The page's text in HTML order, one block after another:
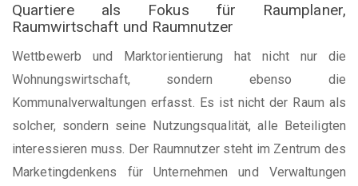
Quartiere als Fokus für Raumplaner,
Raumwirtschaft und Raumnutzer
Wettbewerb und Marktorientierung hat nicht nur die
Wohnungswirtschaft, sondern ebenso die
Kommunalverwaltungen erfasst. Es ist nicht der Raum als
solcher, sondern seine Nutzungsqualität, alle Beteiligten
interessieren muss. Der Raumnutzer steht im Zentrum des
Marketingdenkens für Unternehmen und Verwaltungen